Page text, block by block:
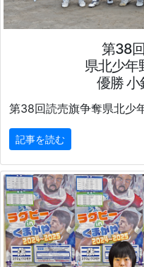
第38
県北少年
優勝 小
記事を読む